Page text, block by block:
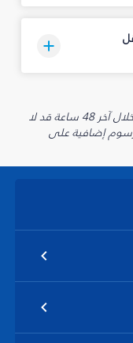
* تم الحصول على جميع الأسعار المعروضة خلال آخر 48 ساعة قد لا
إضافية على